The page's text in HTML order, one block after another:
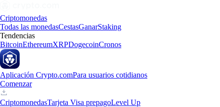
Criptomonedas
Todas las monedasCestasGanarStaking
Tendencias
BitcoinEthereumXRPDogecoinCronos
Aplicación Crypto.comPara usuarios cotidianos
Comenzar
CriptomonedasTarjeta Visa prepagoLevel Up